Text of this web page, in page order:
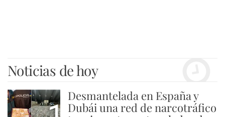
Noticias de hoy
Desmantelada en España y
Dubái una red de narcotráfico